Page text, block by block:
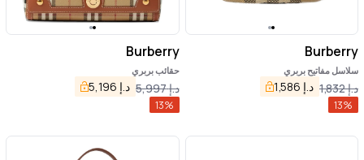
Burberry
سلاسل مفاتيح بربري
د.إ1,832 د.إ 1,586
13%
Burberry
حقائب بربري
د.إ5,997 د.إ 5,196
13%